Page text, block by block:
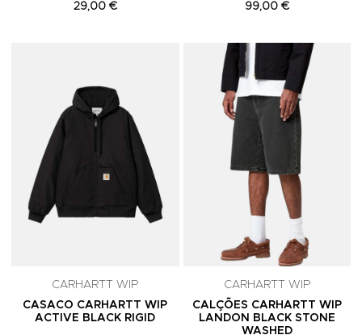
29,00 € 99,00 €
Adicionar aos Favoritos
CARHARTT WIP
CASACO CARHARTT WIP
ACTIVE BLACK RIGID
CARHARTT WIP
CALÇÕES CARHARTT WIP
LANDON BLACK STONE
WASHED